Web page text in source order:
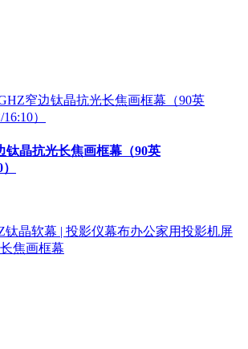
钛晶抗光长焦画框幕（90英
钛晶软幕 | 投影仪幕布办公家用投影机屏
焦画框幕